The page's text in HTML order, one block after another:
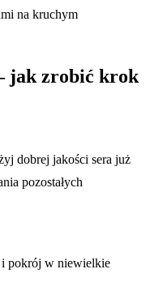
jak zrobić krok
dobrej jakości sera już
pozostałych
i pokrój w niewielkie